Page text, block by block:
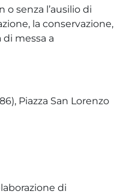
senza l’ausilio di
la conservazione,
messa a
Piazza San Lorenzo
di